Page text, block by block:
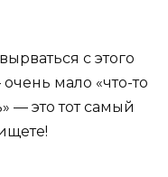
с этого
мало «что-то
— это тот самый